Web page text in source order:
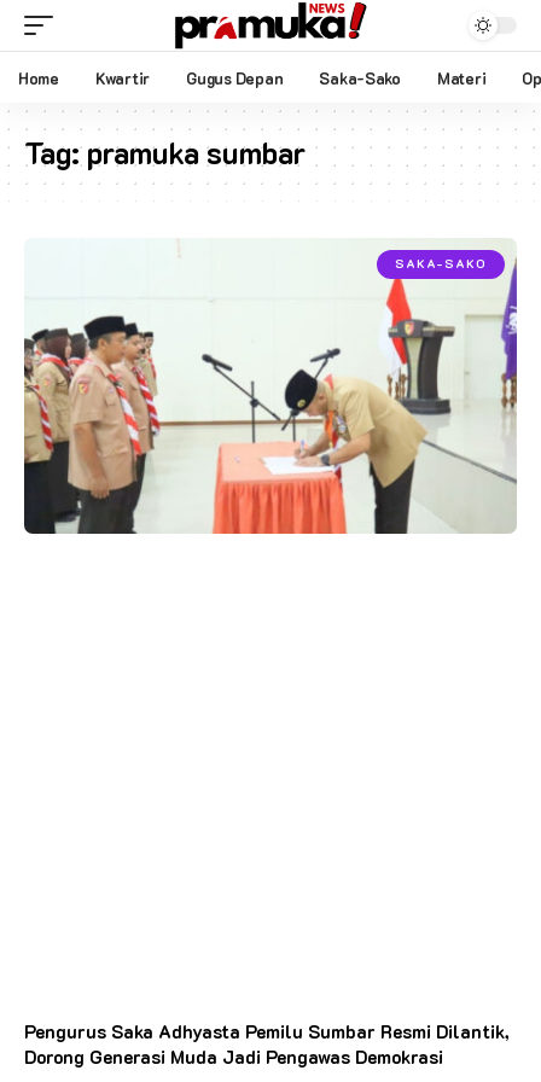
Home Kwartir Gugus Depan Saka-Sako Materi
Tag:pramuka sumbar
SAKA-SAKO
Pengurus Saka Adhyasta Pemilu Sumbar Resmi Dilantik,
Dorong Generasi Muda Jadi Pengawas Demokrasi